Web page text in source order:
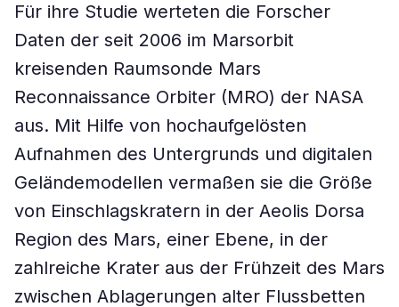
Für ihre Studie werteten die Forscher
Daten der seit 2006 im Marsorbit
kreisenden Raumsonde Mars
Reconnaissance Orbiter (MRO) der NASA
aus. Mit Hilfe von hochaufgelösten
Aufnahmen des Untergrunds und digitalen
Geländemodellen vermaßen sie die Größe
von Einschlagskratern in der Aeolis Dorsa
Region des Mars, einer Ebene, in der
zahlreiche Krater aus der Frühzeit des Mars
zwischen Ablagerungen alter Flussbetten